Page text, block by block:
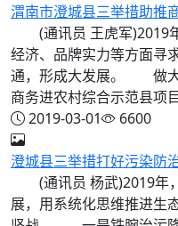
渭南市澄城县三举措助推
(通讯员 王虎军)2019
经济、品牌实力等方面寻
通，形成大发展。 做大
商务进农村综合示范县项
2019-03-01
6600
澄城县三举措打好污染防
(通讯员 杨武)2019年
展，用系统化思维推进生